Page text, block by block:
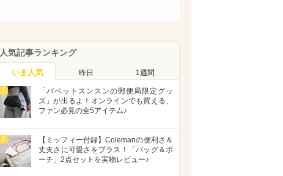
人気記事ランキング
いま人気 昨日 1週間
1
「パペットスンスンの郵便局限定グッ
ズ」が出るよ！オンラインでも買える、
ファン必見の全5アイテム♪
2
【ミッフィー付録】Colemanの便利さ＆
丈夫さに可愛さをプラス！「バッグ＆ポ
ーチ」2点セットを実物レビュー♪